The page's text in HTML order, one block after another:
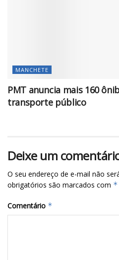
MANCHETE
PMT anuncia mais 160
transporte público
Deixe um
O seu endereço de e-mail não
obrigatórios são marcados com *
Comentário *